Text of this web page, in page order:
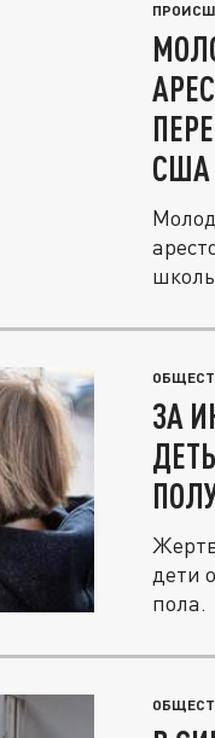
США
ЗА
дети
пола.